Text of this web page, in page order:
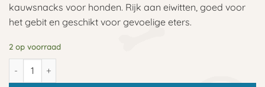
kauwsnacks voor honden. Rijk aan eiwitten, goed voor
het gebit en geschikt voor gevoelige eters.
2 op voorraad
Paardenribben met vlees aantal